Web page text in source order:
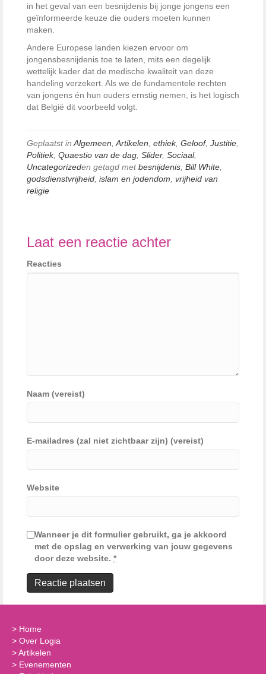
in het geval van een besnijdenis bij jonge jongens een
geïnformeerde keuze die ouders moeten kunnen
maken.
Andere Europese landen kiezen ervoor om
jongensbesnijdenis toe te laten, mits een degelijk
wettelijk kader dat de medische kwaliteit van deze
handeling verzekert. Als we de fundamentele rechten
van jongens én hun ouders ernstig nemen, is het logisch
dat België dit voorbeeld volgt.
Geplaatst in Algemeen Artikelen ethiek, Geloof, Justitie
Politiek, Quaestio van de dag Slider, Sociaal,
Uncategorizeden getagd metbesnijdenis Bill White
godsdienstvrijheid islam en jodendom vrijheid van
religie
Laat een reactie achter
Reacties
Naam (vereist)
E-mailadres (zal niet zichtbaar zijn) (vereist)
Website
Wanneer je dit formulier gebruikt, ga je akkoord
met de opslag en verwerking van jouw gegevens
door deze website. *
> Home
> Over Logia
>Artikelen
> Evenementen